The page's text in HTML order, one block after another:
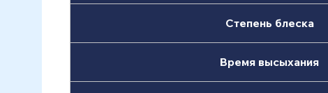
Степень блеска
Время высыхания